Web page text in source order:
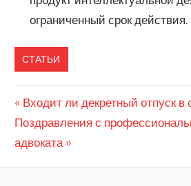
ограниченный срок действия.
СТАТЬИ
Навигация
по
записям
Previous
Post:
Входит ли декретный отпуск в
Next
Post:
Поздравления с
адвоката